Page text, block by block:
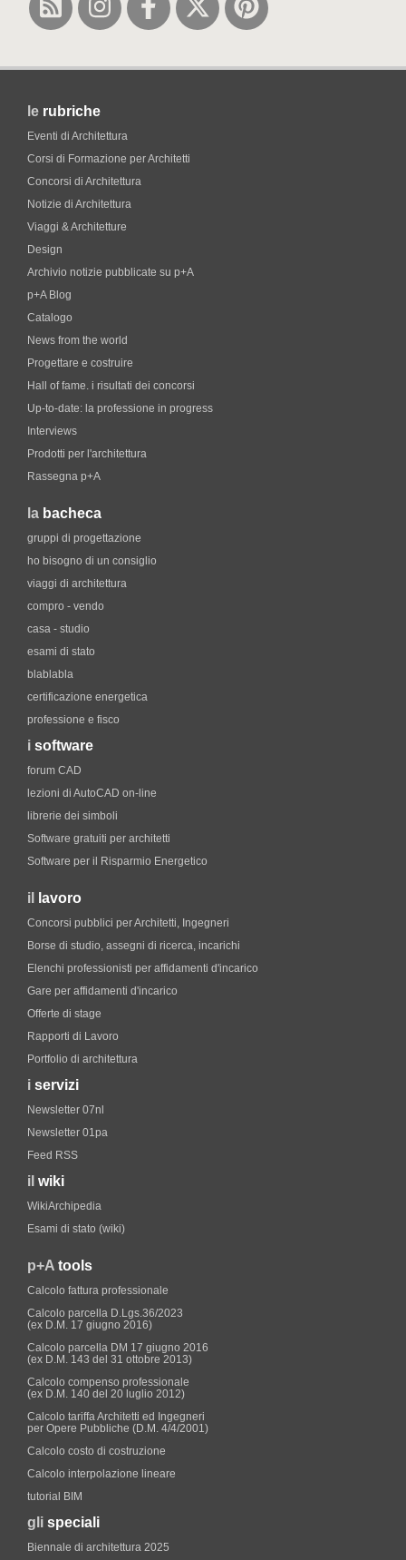
le rubriche
Eventi di Architettura
Corsi di Formazione per Architetti
Concorsi di Architettura
Notizie di Architettura
Viaggi & Architetture
Design
Archivio notizie pubblicate su p+A
p+A Blog
Catalogo
News from the world
Progettare e costruire
Hall of fame. i risultati dei concorsi
Up-to-date: la professione in progress
Interviews
Prodotti per l'architettura
Rassegna p+A
la bacheca
gruppi di progettazione
ho bisogno di un consiglio
viaggi di architettura
compro - vendo
casa - studio
esami di stato
blablabla
certificazione energetica
professione e fisco
i software
forum CAD
lezioni di AutoCAD on-line
librerie dei simboli
Software gratuiti per architetti
Software per il Risparmio Energetico
il lavoro
Concorsi pubblici per Architetti, Ingegneri
Borse di studio, assegni di ricerca, incarichi
Elenchi professionisti per affidamenti d'incarico
Gare per affidamenti d'incarico
Offerte di stage
Rapporti di Lavoro
Portfolio di architettura
i servizi
Newsletter 07nl
Newsletter 01pa
Feed RSS
il wiki
WikiArchipedia
Esami di stato (wiki)
p+A tools
Calcolo fattura professionale
Calcolo parcella D.Lgs.36/2023
(ex D.M. 17 giugno 2016)
Calcolo parcella DM 17 giugno 2016
(ex D.M. 143 del 31 ottobre 2013)
Calcolo compenso professionale
(ex D.M. 140 del 20 luglio 2012)
Calcolo tariffa Architetti ed Ingegneri
per Opere Pubbliche (D.M. 4/4/2001)
Calcolo costo di costruzione
Calcolo interpolazione lineare
tutorial BIM
gli speciali
Biennale di architettura 2025